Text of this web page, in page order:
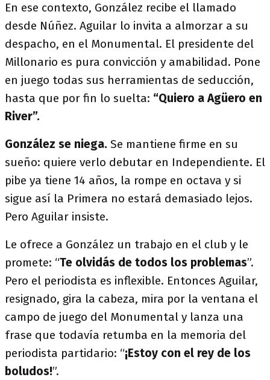
En ese contexto, González recibe el llamado
desde Núñez. Aguilar lo invita a almorzar a su
despacho, en el Monumental. El presidente del
Millonario es pura convicción y amabilidad. Pone
en juego todas sus herramientas de seducción,
hasta que por fin lo suelta: “Quiero a Agüero en
River”.
González se niega. Se mantiene firme en su
sueño: quiere verlo debutar en Independiente. El
pibe ya tiene 14 años, la rompe en octava y si
sigue así la Primera no estará demasiado lejos.
Pero Aguilar insiste.
Le ofrece a González un trabajo en el club y le
promete: “Te olvidás de todos los problemas”.
Pero el periodista es inflexible. Entonces Aguilar,
resignado, gira la cabeza, mira por la ventana el
campo de juego del Monumental y lanza una
frase que todavía retumba en la memoria del
periodista partidario: “¡Estoy con el rey de los
boludos!”.